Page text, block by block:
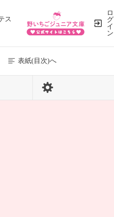
ス
ロ
グ
イ
ン
表紙(目次)へ
14 / 46